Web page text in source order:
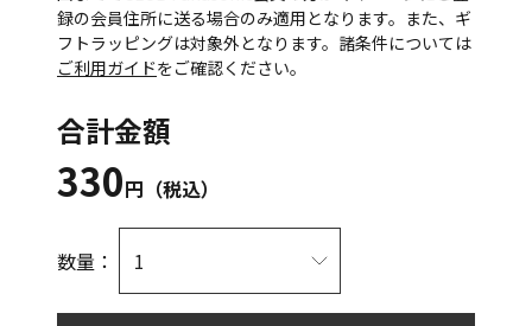
録の会員住所に送る場合のみ適用となります。また、ギ
フトラッピングは対象外となります。諸条件については
ご利用ガイドをご確認ください。
合計金額
330円（税込）
数量：